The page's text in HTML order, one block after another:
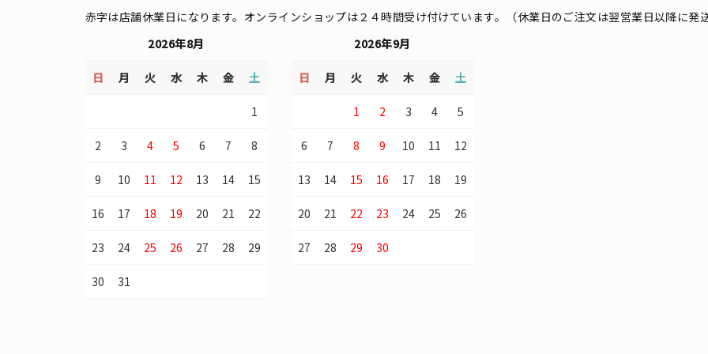
赤字は店舗休業日になります。オンラインショップは２４時間受け付けています。（休業日のご注文は翌営業日以降に発
2026年8月
日 月 火 水 木 金 土
1
2 3 4 5 6 7 8
9 10 11 12 13 14 15
16 17 18 19 20 21 22
23 24 25 26 27 28 29
30 31
2026年9月
日 月 火 水 木 金 土
1 2 3 4 5
6 7 8 9 10 11 12
13 14 15 16 17 18 19
20 21 22 23 24 25 26
27 28 29 30